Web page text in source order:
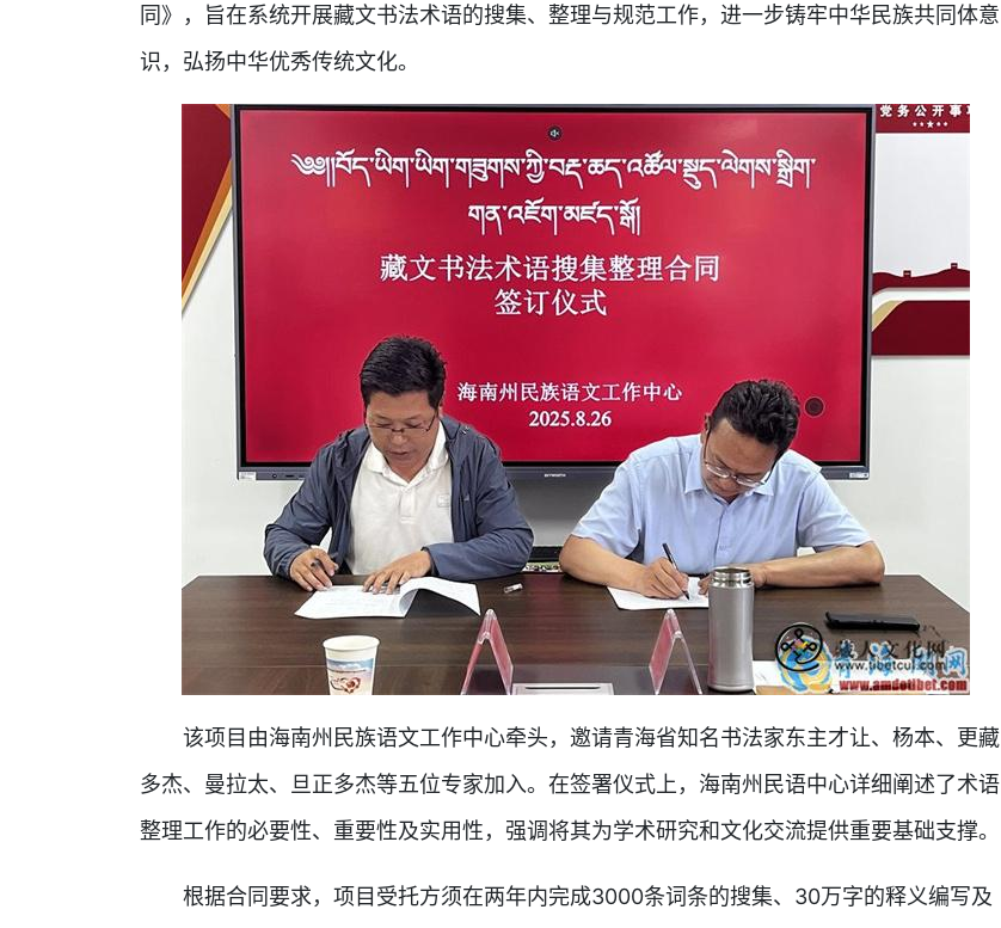
同》，旨在系统开展藏文书法术语的搜集、整理与规范工作，进一步铸牢中华民族共同体意
识，弘扬中华优秀传统文化。
该项目由海南州民族语文工作中心牵头，邀请青海省知名书法家东主才让、杨本、更藏
多杰、曼拉太、旦正多杰等五位专家加入。在签署仪式上，海南州民语中心详细阐述了术语
整理工作的必要性、重要性及实用性，强调将其为学术研究和文化交流提供重要基础支撑。
根据合同要求，项目受托方须在两年内完成3000条词条的搜集、30万字的释义编写及